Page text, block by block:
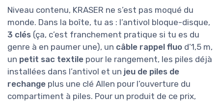
Niveau contenu, KRASER ne s’est pas moqué du
monde. Dans la boîte, tu as : l’antivol bloque-disque,
3 clés (ça, c’est franchement pratique si tu es du
genre à en paumer une), un câble rappel fluo d’1,5 m,
un petit sac textile pour le rangement, les piles déjà
installées dans l’antivol et un jeu de piles de
rechange plus une clé Allen pour l’ouverture du
compartiment à piles. Pour un produit de ce prix,